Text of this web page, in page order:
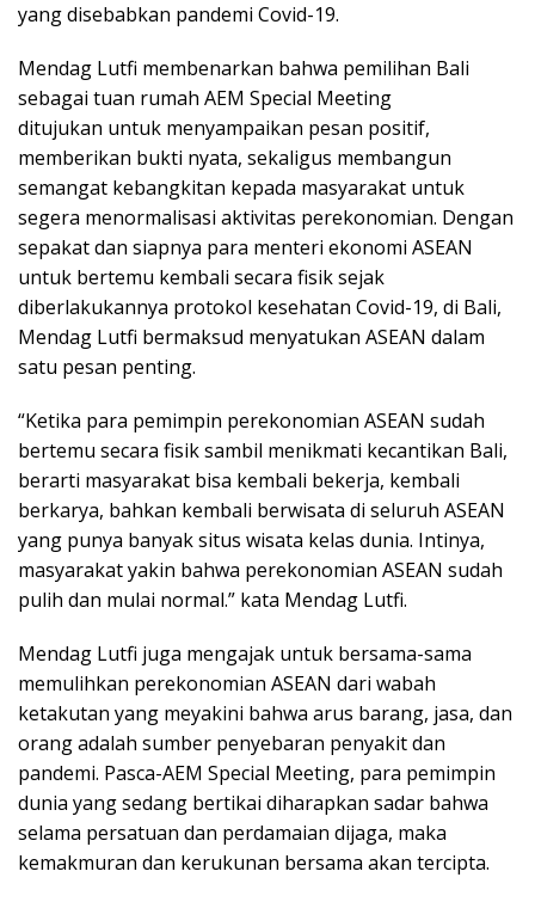
yang disebabkan pandemi Covid-19.
Mendag Lutfi membenarkan bahwa pemilihan Bali
sebagai tuan rumah AEM Special Meeting
ditujukan untuk menyampaikan pesan positif,
memberikan bukti nyata, sekaligus membangun
semangat kebangkitan kepada masyarakat untuk
segera menormalisasi aktivitas perekonomian. Dengan
sepakat dan siapnya para menteri ekonomi ASEAN
untuk bertemu kembali secara fisik sejak
diberlakukannya protokol kesehatan Covid-19, di Bali,
Mendag Lutfi bermaksud menyatukan ASEAN dalam
satu pesan penting.
“Ketika para pemimpin perekonomian ASEAN sudah
bertemu secara fisik sambil menikmati kecantikan Bali,
berarti masyarakat bisa kembali bekerja, kembali
berkarya, bahkan kembali berwisata di seluruh ASEAN
yang punya banyak situs wisata kelas dunia. Intinya,
masyarakat yakin bahwa perekonomian ASEAN sudah
pulih dan mulai normal.” kata Mendag Lutfi.
Mendag Lutfi juga mengajak untuk bersama-sama
memulihkan perekonomian ASEAN dari wabah
ketakutan yang meyakini bahwa arus barang, jasa, dan
orang adalah sumber penyebaran penyakit dan
pandemi. Pasca-AEM Special Meeting, para pemimpin
dunia yang sedang bertikai diharapkan sadar bahwa
selama persatuan dan perdamaian dijaga, maka
kemakmuran dan kerukunan bersama akan tercipta.